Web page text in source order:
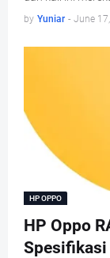
by Yuniar - June
HP OPPO
HP Oppo
Spesifikasi